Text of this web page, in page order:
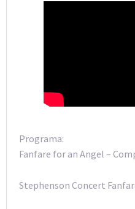
Programa:
Fanfare for an Angel –
Stephenson Concert